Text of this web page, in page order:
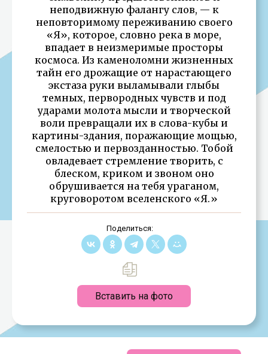
неподвижную фалангу слов, — к
неповторимому переживанию своего
«Я», которое, словно река в море,
впадает в неизмеримые просторы
космоса. Из каменоломни жизненных
тайн его дрожащие от нарастающего
экстаза руки выламывали глыбы
темных, первородных чувств и под
ударами молота мысли и творческой
воли превращали их в слова-кубы и
картины-здания, поражающие мощью,
смелостью и первозданностью. Тобой
овладевает стремление творить, с
блеском, криком и звоном оно
обрушивается на тебя ураганом,
круговоротом вселенского «Я.»
Поделиться:
Вставить на фото